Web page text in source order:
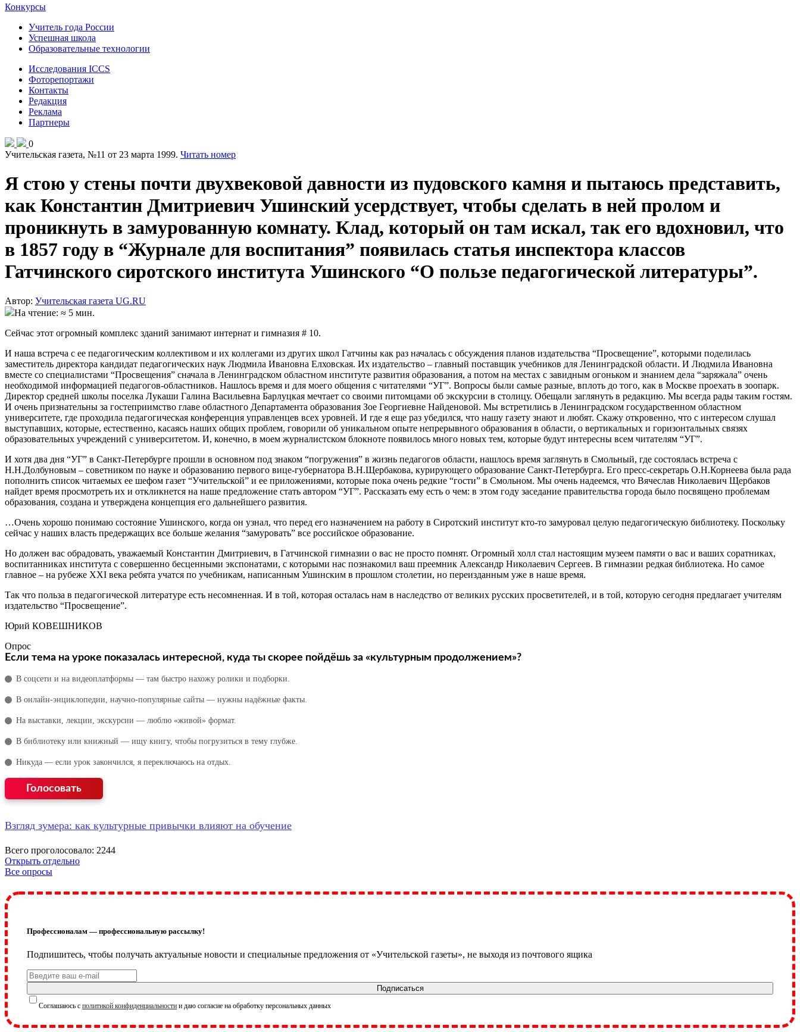
Конкурсы
Учитель года России
Успешная школа
Образовательные технологии
Исследования ICCS
Фоторепортажи
Контакты
Редакция
Реклама
Партнеры
0
Учительская газета, №11 от 23 марта 1999. Читать номер
Я стою у стены почти двухвековой давности из пудовского камня и пытаюсь представить,
как Константин Дмитриевич Ушинский усердствует, чтобы сделать в ней пролом и
проникнуть в замурованную комнату. Клад, который он там искал, так его вдохновил, что
в 1857 году в “Журнале для воспитания” появилась статья инспектора классов
Гатчинского сиротского института Ушинского “О пользе педагогической литературы”.
Автор: Учительская газета UG.RU
На чтение: ≈ 5 мин.
Сейчас этот огромный комплекс зданий занимают интернат и гимназия # 10.
И наша встреча с ее педагогическим коллективом и их коллегами из других школ Гатчины как раз началась с обсуждения планов издательства “Просвещение”, которыми поделилась
заместитель директора кандидат педагогических наук Людмила Ивановна Елховская. Их издательство – главный поставщик учебников для Ленинградской области. И Людмила Ивановна
вместе со специалистами “Просвещения” сначала в Ленинградском областном институте развития образования, а потом на местах с завидным огоньком и знанием дела “заряжала” очень
необходимой информацией педагогов-областников. Нашлось время и для моего общения с читателями “УГ”. Вопросы были самые разные, вплоть до того, как в Москве проехать в зоопарк.
Директор средней школы поселка Лукаши Галина Васильевна Барлуцкая мечтает со своими питомцами об экскурсии в столицу. Обещали заглянуть в редакцию. Мы всегда рады таким гостям.
И очень признательны за гостеприимство главе областного Департамента образования Зое Георгиевне Найденовой. Мы встретились в Ленинградском государственном областном
университете, где проходила педагогическая конференция управленцев всех уровней. И где я еще раз убедился, что нашу газету знают и любят. Скажу откровенно, что с интересом слушал
выступавших, которые, естественно, касаясь наших общих проблем, говорили об уникальном опыте непрерывного образования в области, о вертикальных и горизонтальных связях
образовательных учреждений с университетом. И, конечно, в моем журналистском блокноте появилось много новых тем, которые будут интересны всем читателям “УГ”.
И хотя два дня “УГ” в Санкт-Петербурге прошли в основном под знаком “погружения” в жизнь педагогов области, нашлось время заглянуть в Смольный, где состоялась встреча с
Н.Н.Долбуновым – советником по науке и образованию первого вице-губернатора В.Н.Щербакова, курирующего образование Санкт-Петербурга. Его пресс-секретарь О.Н.Корнеева была рада
пополнить список читаемых ее шефом газет “Учительской” и ее приложениями, которые пока очень редкие “гости” в Смольном. Мы очень надеемся, что Вячеслав Николаевич Щербаков
найдет время просмотреть их и откликнется на наше предложение стать автором “УГ”. Рассказать ему есть о чем: в этом году заседание правительства города было посвящено проблемам
образования, создана и утверждена концепция его дальнейшего развития.
…Очень хорошо понимаю состояние Ушинского, когда он узнал, что перед его назначением на работу в Сиротский институт кто-то замуровал целую педагогическую библиотеку. Поскольку
сейчас у наших власть предержащих все больше желания “замуровать” все российское образование.
Но должен вас обрадовать, уважаемый Константин Дмитриевич, в Гатчинской гимназии о вас не просто помнят. Огромный холл стал настоящим музеем памяти о вас и ваших соратниках,
воспитанниках института с совершенно бесценными экспонатами, с которыми нас познакомил ваш преемник Александр Николаевич Сергеев. В гимназии редкая библиотека. Но самое
главное – на рубеже XXI века ребята учатся по учебникам, написанным Ушинским в прошлом столетии, но переизданным уже в наше время.
Так что польза в педагогической литературе есть несомненная. И в той, которая осталась нам в наследство от великих русских просветителей, и в той, которую сегодня предлагает учителям
издательство “Просвещение”.
Юрий КОВЕШНИКОВ
Опрос
Если тема на уроке показалась интересной, куда ты скорее пойдёшь за «культурным продолжением»?
В соцсети и на видеоплатформы — там быстро нахожу ролики и подборки.
В онлайн‑энциклопедии, научно‑популярные сайты — нужны надёжные факты.
На выставки, лекции, экскурсии — люблю «живой» формат.
В библиотеку или книжный — ищу книгу, чтобы погрузиться в тему глубже.
Никуда — если урок закончился, я переключаюсь на отдых.
Взгляд зумера: как культурные привычки влияют на обучение
Всего проголосовало: 2244
Открыть отдельно
Все опросы
Профессионалам — профессиональную рассылку!
Подпишитесь, чтобы получать актуальные новости и специальные предложения от «Учительской газеты», не выходя из почтового ящика
Подписаться
Соглашаюсь с политикой конфиденциальности и даю согласие на обработку персональных данных